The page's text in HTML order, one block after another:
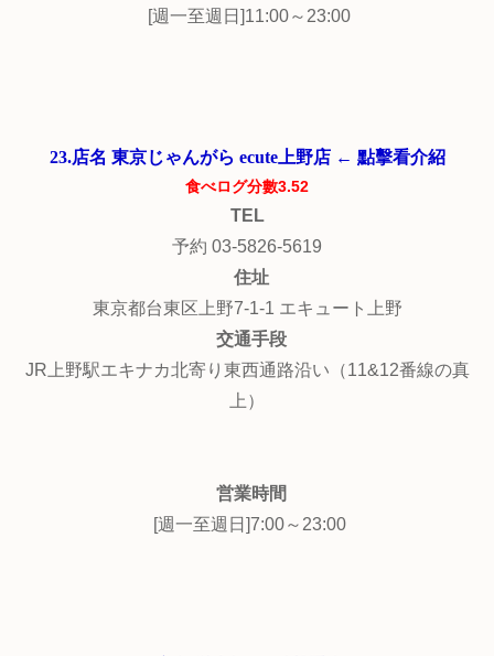
[週一至週日]11:00～23:00
23.店名 東京じゃんがら ecute上野店 ← 點擊看介紹
食べログ分數3.52
TEL
予約 03-5826-5619
住址
東京都台東区上野7-1-1 エキュート上野
交通手段
JR上野駅エキナカ北寄り東西通路沿い（11&12番線の真
上）
営業時間
[週一至週日]7:00～23:00